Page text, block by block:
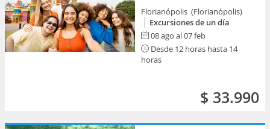
Florianópolis (Florianópolis)
Excursiones de un día
08 ago al 07 feb
Desde 12 horas hasta 14
horas
$ 33.990